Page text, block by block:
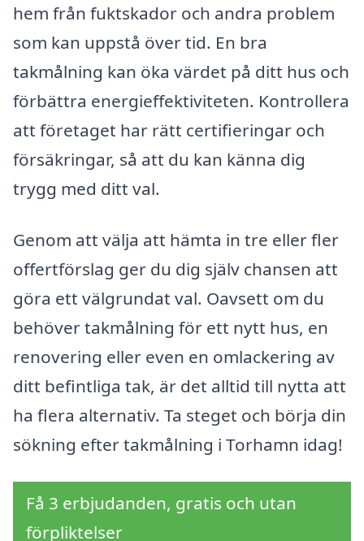
hem från fuktskador och andra problem
som kan uppstå över tid. En bra
takmålning kan öka värdet på ditt hus och
förbättra energieffektiviteten. Kontrollera
att företaget har rätt certifieringar och
försäkringar, så att du kan känna dig
trygg med ditt val.
Genom att välja att hämta in tre eller fler
offertförslag ger du dig själv chansen att
göra ett välgrundat val. Oavsett om du
behöver takmålning för ett nytt hus, en
renovering eller even en omlackering av
ditt befintliga tak, är det alltid till nytta att
ha flera alternativ. Ta steget och börja din
sökning efter takmålning i Torhamn idag!
Få 3 erbjudanden, gratis och utan
förpliktelser